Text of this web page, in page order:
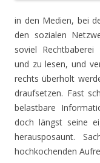
in den Medien, bei
den sozialen
soviel
und zu lesen, und
rechts überholt
draufsetzen. Fast
belastbare
doch längst seine
herausposaunt.
hochkochenden